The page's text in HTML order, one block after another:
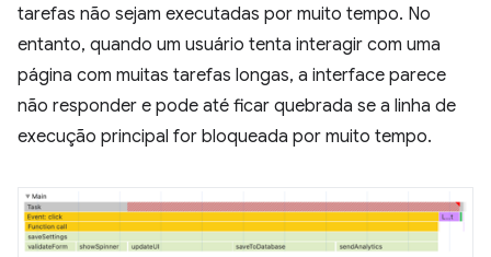
tarefas não sejam executadas por muito tempo. No
entanto, quando um usuário tenta interagir com uma
página com muitas tarefas longas, a interface parece
não responder e pode até ficar quebrada se a linha de
execução principal for bloqueada por muito tempo.